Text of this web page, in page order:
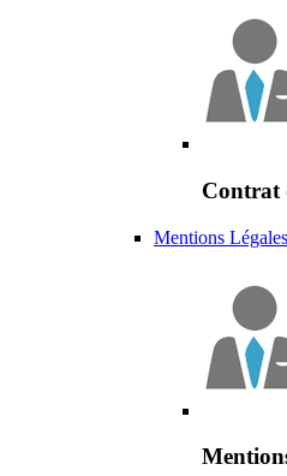
Contrat
Mentions Légales